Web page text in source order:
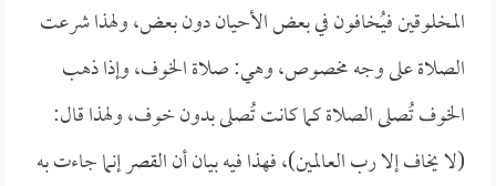
المخلوقين فيُخافون في بعض الأحيان دون بعض، ولهذا شرعت
الصلاة على وجه مخصوص، وهي: صلاة الخوف، وإذا ذهب
الخوف تُصلى الصلاة كما كانت تُصلى بدون خوف، ولهذا قال:
(لا يخاف إلا رب العالمين)، فهذا فيه بيان أن القصر إنما جاءت به